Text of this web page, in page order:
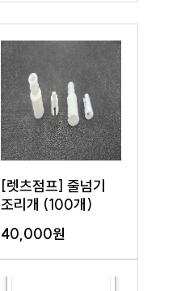
[렛츠점프] 줄넘기
조리개 (100개)
40,000원